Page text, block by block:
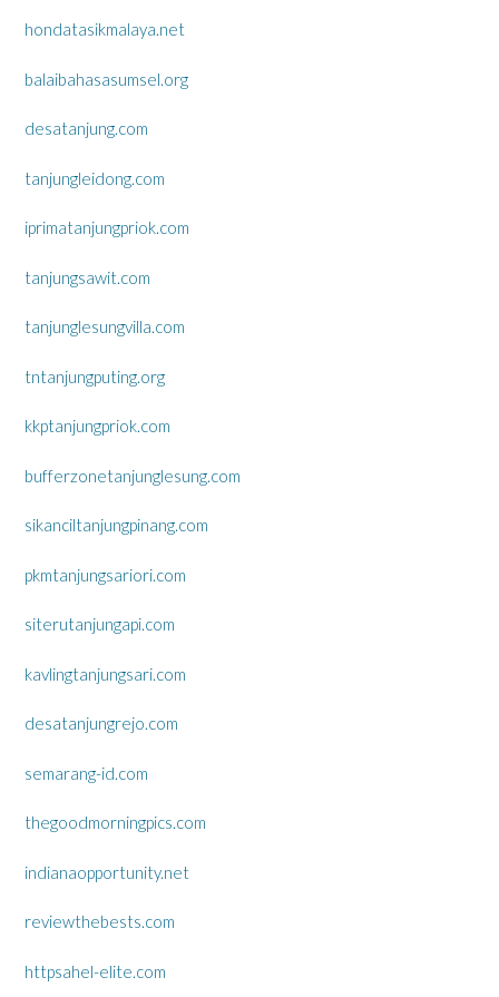
hondatasikmalaya.net
balaibahasasumsel.org
desatanjung.com
tanjungleidong.com
iprimatanjungpriok.com
tanjungsawit.com
tanjunglesungvilla.com
tntanjungputing.org
kkptanjungpriok.com
bufferzonetanjunglesung.com
sikanciltanjungpinang.com
pkmtanjungsariori.com
siterutanjungapi.com
kavlingtanjungsari.com
desatanjungrejo.com
semarang-id.com
thegoodmorningpics.com
indianaopportunity.net
reviewthebests.com
httpsahel-elite.com